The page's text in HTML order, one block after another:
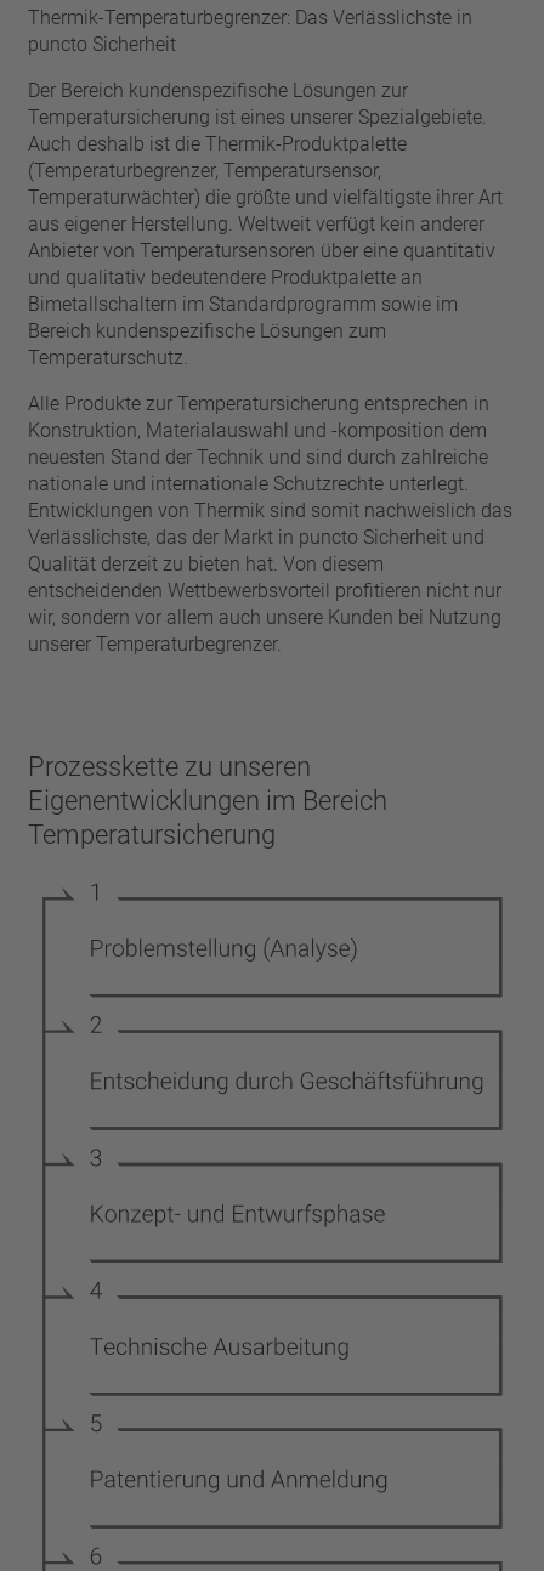
Thermik-Temperaturbegrenzer: Das Verlässlichste in
puncto Sicherheit
Der Bereich kundenspezifische Lösungen zur
Temperatursicherung ist eines unserer Spezialgebiete.
Auch deshalb ist die Thermik-Produktpalette
(Temperaturbegrenzer, Temperatursensor,
Temperaturwächter) die größte und vielfältigste ihrer Art
aus eigener Herstellung. Weltweit verfügt kein anderer
Anbieter von Temperatursensoren über eine quantitativ
und qualitativ bedeutendere Produktpalette an
Bimetallschaltern im Standardprogramm sowie im
Bereich kundenspezifische Lösungen zum
Temperaturschutz.
Alle Produkte zur Temperatursicherung entsprechen in
Konstruktion, Materialauswahl und -komposition dem
neuesten Stand der Technik und sind durch zahlreiche
nationale und internationale Schutzrechte unterlegt.
Entwicklungen von Thermik sind somit nachweislich das
Verlässlichste, das der Markt in puncto Sicherheit und
Qualität derzeit zu bieten hat. Von diesem
entscheidenden Wettbewerbsvorteil profitieren nicht nur
wir, sondern vor allem auch unsere Kunden bei Nutzung
unserer Temperaturbegrenzer.
Prozesskette zu unseren
Eigenentwicklungen im Bereich
Temperatursicherung